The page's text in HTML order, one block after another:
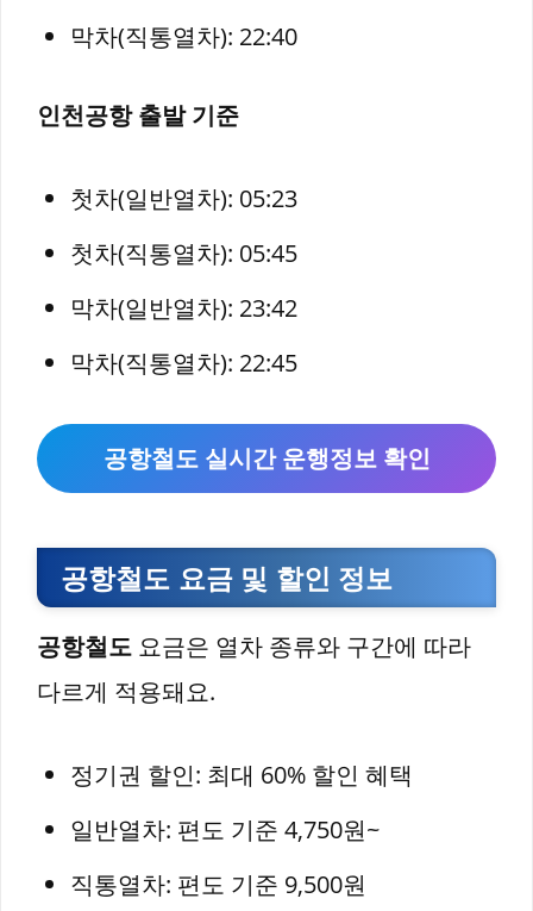
막차(직통열차): 22:40
인천공항 출발 기준
첫차(일반열차): 05:23
첫차(직통열차): 05:45
막차(일반열차): 23:42
막차(직통열차): 22:45
공항철도 실시간 운행정보 확인
공항철도 요금 및 할인 정보
공항철도 요금은 열차 종류와 구간에 따라
다르게 적용돼요.
정기권 할인: 최대 60% 할인 혜택
일반열차: 편도 기준 4,750원~
직통열차: 편도 기준 9,500원